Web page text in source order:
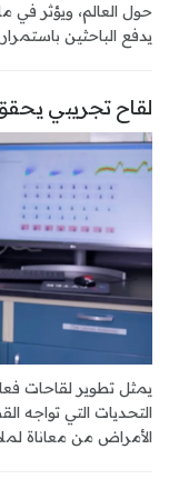
حول العالم، ويؤثر في
يدفع الباحثين
لقاح تجريبي
يمثل تطوير لقاحات
التحديات التي تواجه
الأمراض من معاناة